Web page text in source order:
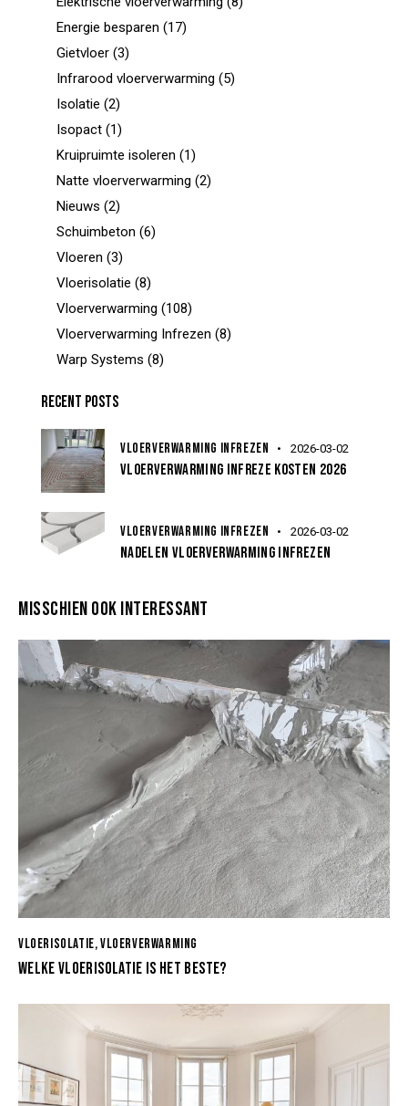
Energie besparen (17)
Gietvloer (3)
Infrarood vloerverwarming (5)
Isolatie (2)
Isopact (1)
Kruipruimte isoleren (1)
Natte vloerverwarming (2)
Nieuws (2)
Schuimbeton (6)
Vloeren (3)
Vloerisolatie (8)
Vloerverwarming (108)
Vloerverwarming Infrezen (8)
Warp Systems (8)
RECENT POSTS
VLOERVERWARMING INFREZEN 2026-03-02
VLOERVERWARMING INFREZE KOSTEN 2026
VLOERVERWARMING INFREZEN 2026-03-02
NADELEN VLOERVERWARMING INFREZEN
MISSCHIEN OOK INTERESSANT
VLOERISOLATIE,VLOERVERWARMING
WELKE VLOERISOLATIE IS HET BESTE?